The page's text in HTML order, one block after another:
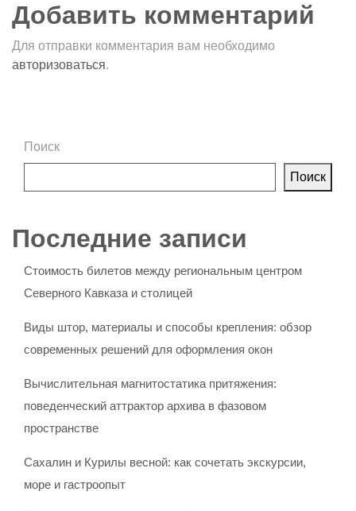
Добавить комментарий
Для отправки комментария вам необходимо
авторизоваться.
Поиск
Поиск
Последние записи
Стоимость билетов между региональным центром
Северного Кавказа и столицей
Виды штор, материалы и способы крепления: обзор
современных решений для оформления окон
Вычислительная магнитостатика притяжения:
поведенческий аттрактор архива в фазовом
пространстве
Сахалин и Курилы весной: как сочетать экскурсии,
море и гастроопыт